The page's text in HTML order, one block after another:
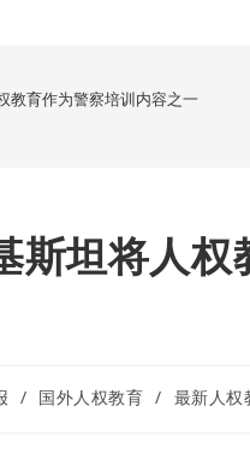
教育作为警察培训内容之一
斯坦将人权
/ 国外人权教育 / 最新人权